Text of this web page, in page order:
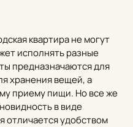
квартира не могут
исполнять разные
предназначаются для
хранения вещей, а
приему пищи. Но все же
в виде
отличается удобством